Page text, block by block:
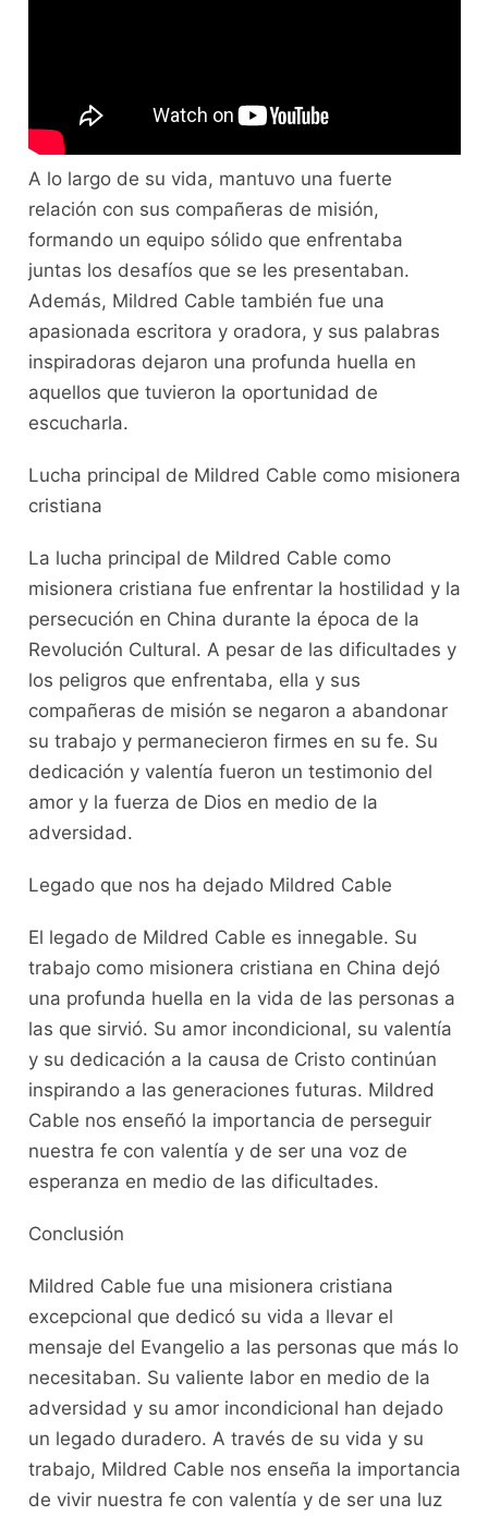
A lo largo de su vida, mantuvo una fuerte
relación con sus compañeras de misión,
formando un equipo sólido que enfrentaba
juntas los desafíos que se les presentaban.
Además, Mildred Cable también fue una
apasionada escritora y oradora, y sus palabras
inspiradoras dejaron una profunda huella en
aquellos que tuvieron la oportunidad de
escucharla.
Lucha principal de Mildred Cable como misionera
cristiana
La lucha principal de Mildred Cable como
misionera cristiana fue enfrentar la hostilidad y la
persecución en China durante la época de la
Revolución Cultural. A pesar de las dificultades y
los peligros que enfrentaba, ella y sus
compañeras de misión se negaron a abandonar
su trabajo y permanecieron firmes en su fe. Su
dedicación y valentía fueron un testimonio del
amor y la fuerza de Dios en medio de la
adversidad.
Legado que nos ha dejado Mildred Cable
El legado de Mildred Cable es innegable. Su
trabajo como misionera cristiana en China dejó
una profunda huella en la vida de las personas a
las que sirvió. Su amor incondicional, su valentía
y su dedicación a la causa de Cristo continúan
inspirando a las generaciones futuras. Mildred
Cable nos enseñó la importancia de perseguir
nuestra fe con valentía y de ser una voz de
esperanza en medio de las dificultades.
Conclusión
Mildred Cable fue una misionera cristiana
excepcional que dedicó su vida a llevar el
mensaje del Evangelio a las personas que más lo
necesitaban. Su valiente labor en medio de la
adversidad y su amor incondicional han dejado
un legado duradero. A través de su vida y su
trabajo, Mildred Cable nos enseña la importancia
de vivir nuestra fe con valentía y de ser una luz